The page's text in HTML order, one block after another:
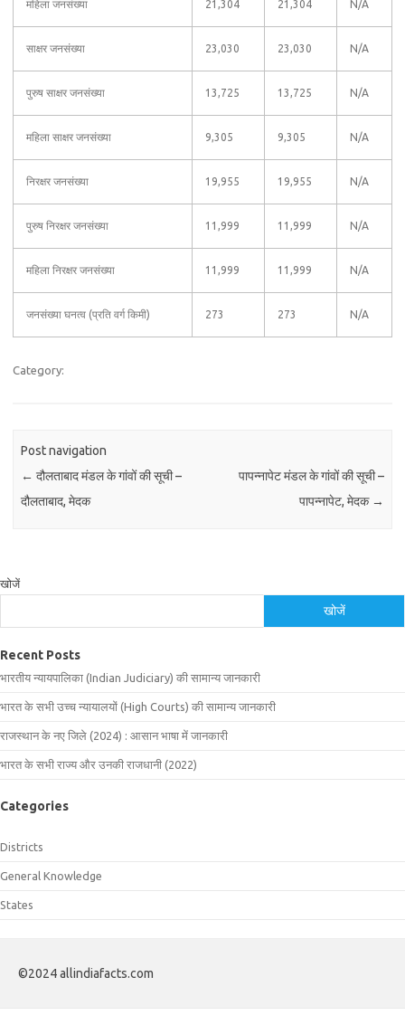
महिला जनसंख्या 21,304 21,304 N/A
साक्षर जनसंख्या 23,030 23,030 N/A
पुरुष साक्षर जनसंख्या 13,725 13,725 N/A
महिला साक्षर जनसंख्या 9,305 9,305 N/A
निरक्षर जनसंख्या 19,955 19,955 N/A
पुरुष निरक्षर जनसंख्या 11,999 11,999 N/A
महिला निरक्षर जनसंख्या 11,999 11,999 N/A
जनसंख्या घनत्व (प्रति वर्ग किमी) 273 273 N/A
Category:
Post navigation
← दौलताबाद मंडल के गांवों की सूची –
दौलताबाद, मेदक
पापन्नापेट मंडल के गांवों की सूची –
पापन्नापेट, मेदक →
खोजें
खोजें
Recent Posts
भारतीय न्यायपालिका (Indian Judiciary) की सामान्य जानकारी
भारत के सभी उच्च न्यायालयों (High Courts) की सामान्य जानकारी
राजस्थान के नए जिले (2024) : आसान भाषा में जानकारी
भारत के सभी राज्य और उनकी राजधानी (2022)
Categories
Districts
General Knowledge
States
©2024 allindiafacts.com